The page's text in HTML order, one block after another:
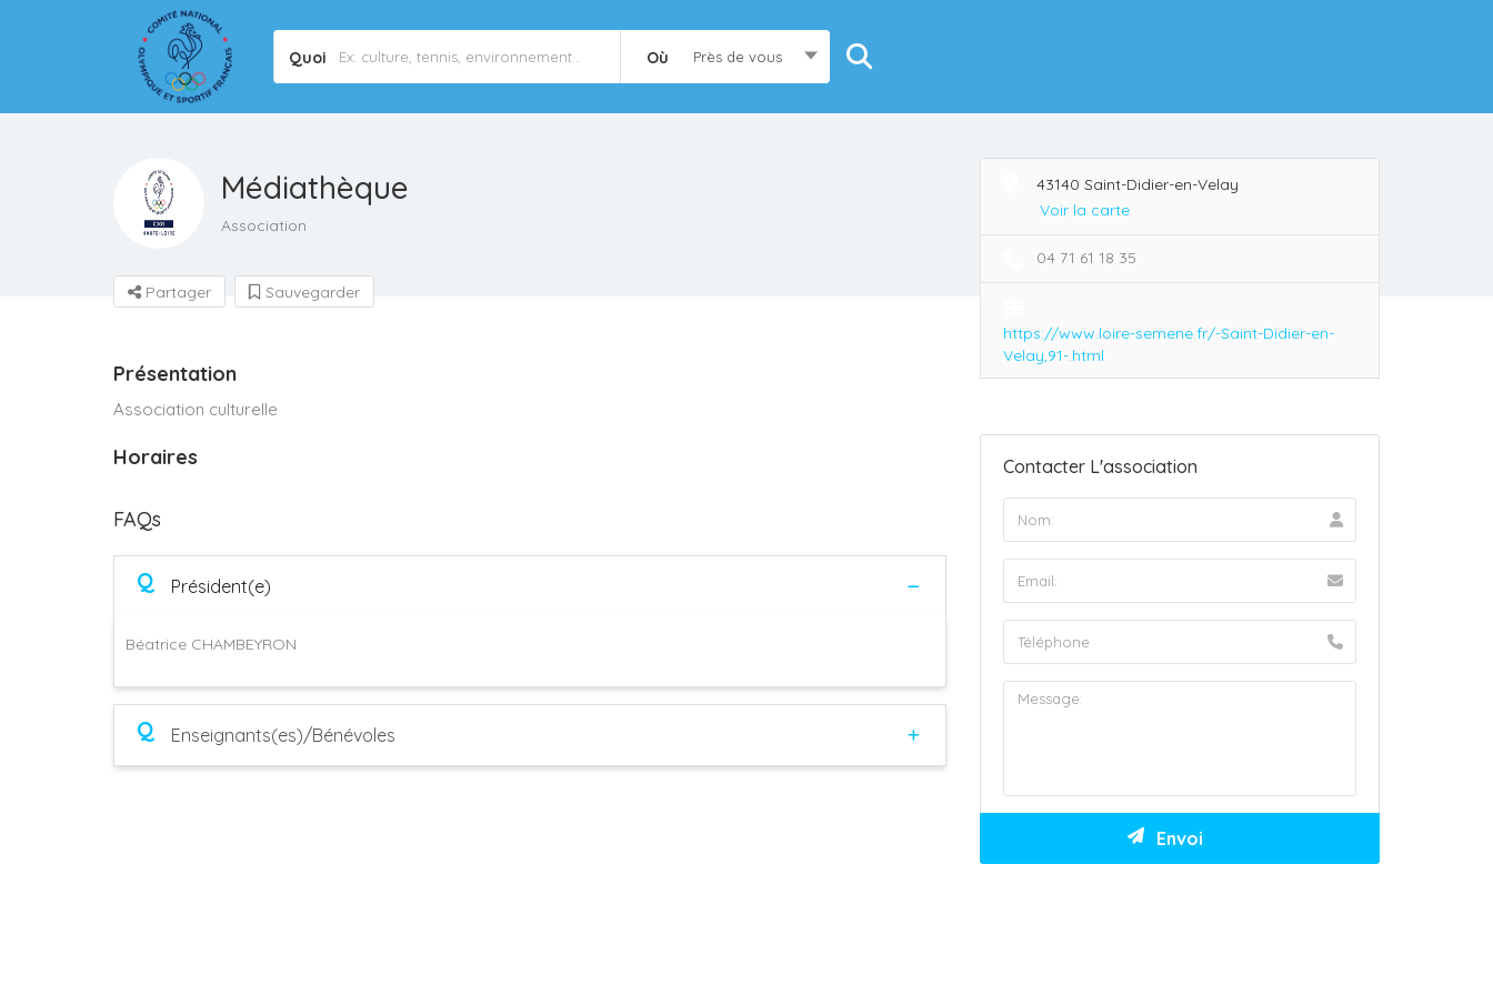
Quoi Où Près de vous
Médiathèque
Association
Partager Sauvegarder
Présentation
Association culturelle
Horaires
FAQs
Q Président(e)
Béatrice CHAMBEYRON
Q Enseignants(es)/Bénévoles
43140 Saint-Didier-en-Velay
Voir la carte
04 71 61 18 35
https://www.loire-semene.fr/-Saint-Didier-en-
Velay,91-.html
Contacter L'association